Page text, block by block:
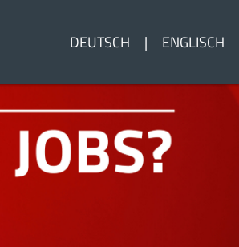
DEUTSCH ENGLISCH